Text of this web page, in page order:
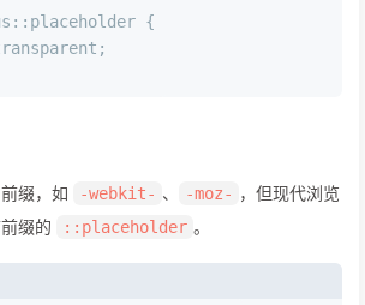
::placeholder {
缀，如 -webkit- 、 -moz- ，但现代浏览
缀的
::placeholder 。